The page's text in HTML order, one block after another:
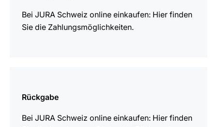
Bei JURA Schweiz online einkaufen: Hier finden
Sie die Zahlungsmöglichkeiten.
Rückgabe
Bei JURA Schweiz online einkaufen: Hier finden